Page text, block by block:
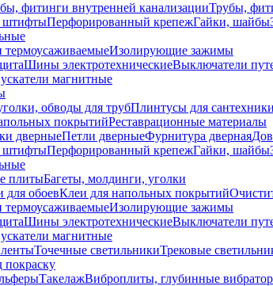
фитинги внутренней канализацииТрубы,
штифтыПерфорированный крепежГайки, шайбы
термоусаживаемыеИзолирующие зажимы
Шины электротехническиеВыключатели
магнитные
обводы для трубПлинтусы для сантехники
покрытийРеставрационные материалы
дверныеПетли дверныеФурнитура дверная
штифтыПерфорированный крепежГайки, шайбы
плитыБагеты, молдинги, уголки
для обоевКлеи для напольных покрытий
термоусаживаемыеИзолирующие зажимы
Шины электротехническиеВыключатели
магнитные
Точечные светильникиТрековые
ТакелажВиброплиты, глубинные